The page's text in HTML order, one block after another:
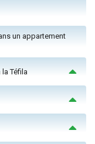
un appartement
Téfila